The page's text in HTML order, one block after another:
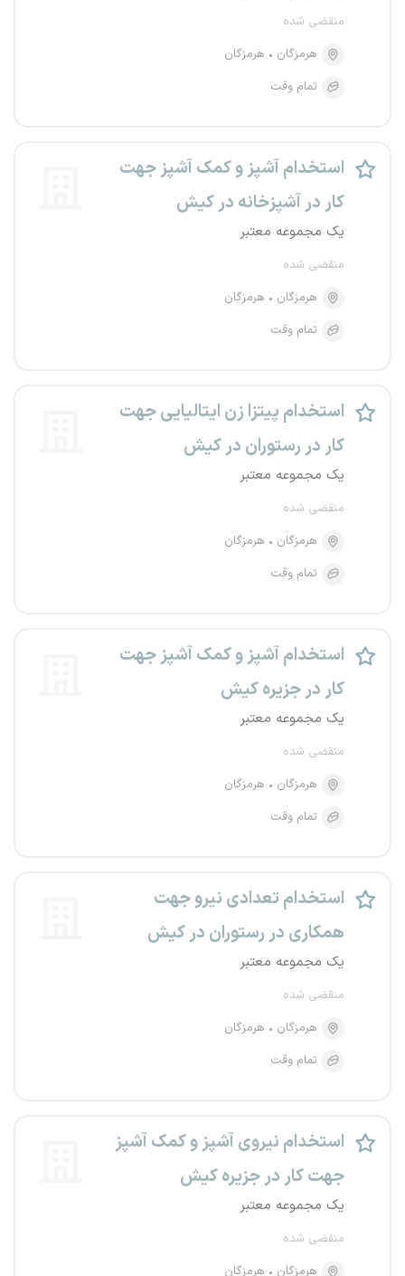
منقضی شده
هرمزگان
هرمزگان
تمام وقت
استخدام آشپز و کمک آشپز جهت
کار در آشپزخانه در کیش
یک مجموعه معتبر
منقضی شده
هرمزگان
هرمزگان
تمام وقت
استخدام پیتزا زن ایتالیایی جهت
کار در رستوران در کیش
یک مجموعه معتبر
منقضی شده
هرمزگان
هرمزگان
تمام وقت
استخدام آشپز و کمک آشپز جهت
کار در جزیره کیش
یک مجموعه معتبر
منقضی شده
هرمزگان
هرمزگان
تمام وقت
استخدام تعدادی نیرو جهت
همکاری در رستوران در کیش
یک مجموعه معتبر
منقضی شده
هرمزگان
هرمزگان
تمام وقت
استخدام نیروی آشپز و کمک آشپز
جهت کار در جزیره کیش
یک مجموعه معتبر
منقضی شده
هرمزگان
هرمزگان